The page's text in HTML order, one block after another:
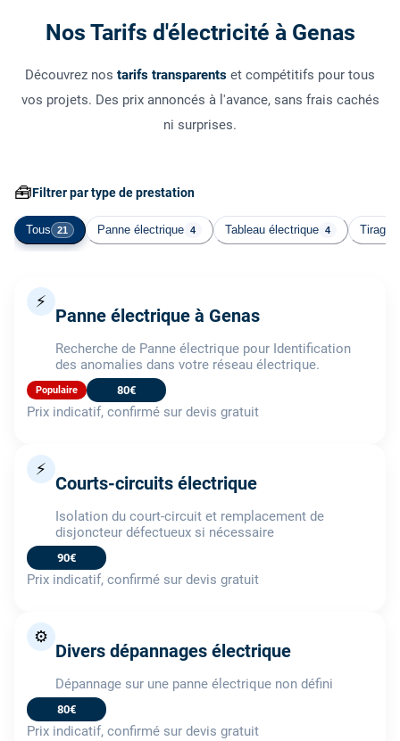
Nos Tarifs d'électricité à Genas
Découvrez nos tarifs transparents et compétitifs pour tous
vos projets. Des prix annoncés à l'avance, sans frais cachés
ni surprises.
🧰Filtrer par type de prestation
Tous 21 Panne électrique 4 Tableau électrique 4 Tirage
⚡
Panne électrique à Genas
Recherche de Panne électrique pour Identification
des anomalies dans votre réseau électrique.
Populaire 80€
Prix indicatif, confirmé sur devis gratuit
⚡
Courts-circuits électrique
Isolation du court-circuit et remplacement de
disjoncteur défectueux si nécessaire
90€
Prix indicatif, confirmé sur devis gratuit
⚙️
Divers dépannages électrique
Dépannage sur une panne électrique non défini
80€
Prix indicatif, confirmé sur devis gratuit